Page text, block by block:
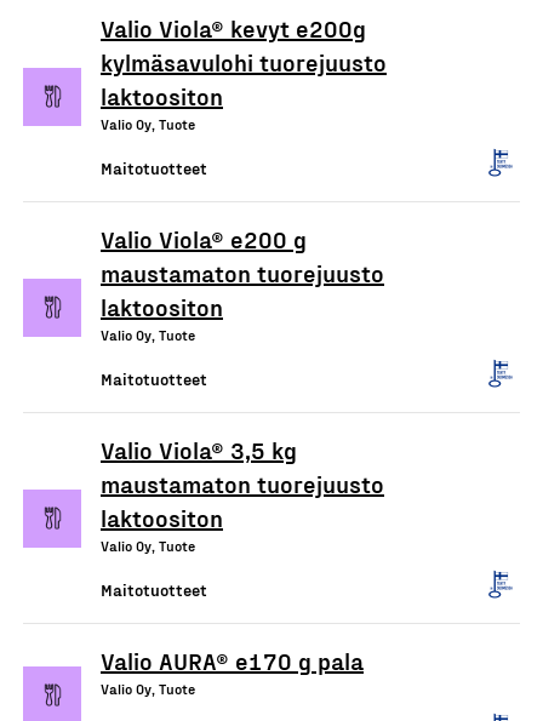
Valio Viola® kevyt e200g
kylmäsavulohi tuorejuusto
laktoositon
Valio Oy, Tuote
Maitotuotteet
Valio Viola® e200 g
maustamaton tuorejuusto
laktoositon
Valio Oy, Tuote
Maitotuotteet
Valio Viola® 3,5 kg
maustamaton tuorejuusto
laktoositon
Valio Oy, Tuote
Maitotuotteet
Valio AURA® e170 g pala
Valio Oy, Tuote